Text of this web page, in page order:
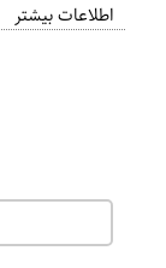
اطلاعات بیشتر